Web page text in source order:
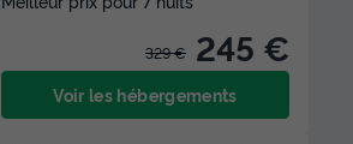
329 € 245 €
Voir les hébergements